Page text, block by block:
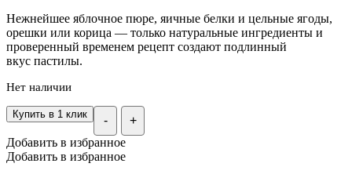
Нежнейшее яблочное пюре, яичные белки и цельные ягоды,
орешки или корица — только натуральные ингредиенты и
проверенный временем рецепт создают подлинный
вкус пастилы.
Нет наличии
- +
Купить в 1 клик
Добавить в избранное
Добавить в избранное